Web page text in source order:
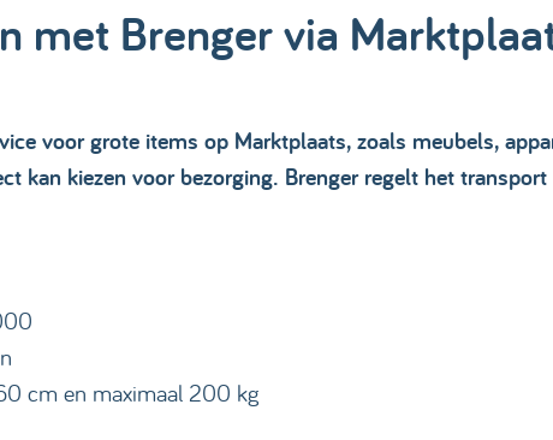
met Brenger via
voor grote items op Marktplaats, zoals meubels,
kan kiezen voor bezorging. Brenger regelt het
cm en maximaal 200 kg